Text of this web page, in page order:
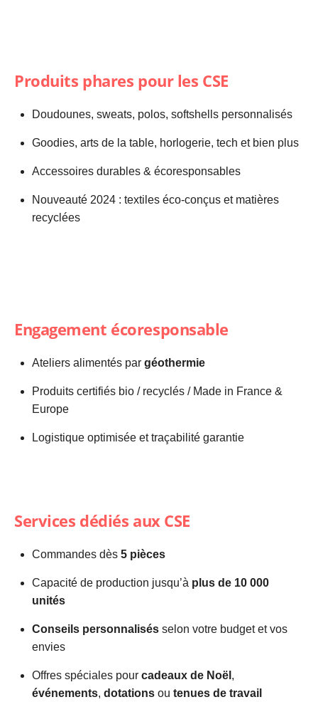
Produits phares pour les CSE
Doudounes, sweats, polos, softshells personnalisés
Goodies, arts de la table, horlogerie, tech et bien plus
Accessoires durables & écoresponsables
Nouveauté 2024 : textiles éco-conçus et matières
recyclées
Engagement écoresponsable
Ateliers alimentés par géothermie
Produits certifiés bio / recyclés / Made in France &
Europe
Logistique optimisée et traçabilité garantie
Services dédiés aux CSE
Commandes dès 5 pièces
Capacité de production jusqu’à plus de 10 000
unités
Conseils personnalisés selon votre budget et vos
envies
Offres spéciales pour cadeaux de Noël ,
événements, dotations ou tenues de travail